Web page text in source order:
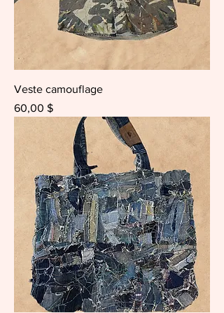
Veste camouflage
Prix
60,00 $